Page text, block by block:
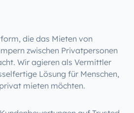
die das Mieten von
zwischen Privatpersonen
Wir agieren als Vermittler
Lösung für Menschen,
mieten möchten.